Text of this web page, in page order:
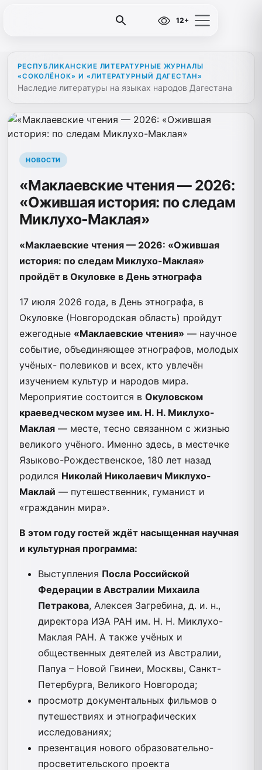
12+
РЕСПУБЛИКАНСКИЕ ЛИТЕРАТУРНЫЕ ЖУРНАЛЫ
«СОКОЛЁНОК» И «ЛИТЕРАТУРНЫЙ ДАГЕСТАН»
Наследие литературы на языках народов Дагестана
НОВОСТИ
«Маклаевские чтения — 2026:
«Ожившая история: по следам
Миклухо-Маклая»
«Маклаевские чтения — 2026: «Ожившая
история: по следам Миклухо-Маклая»
пройдёт в Окуловке в День этнографа
17 июля 2026 года, в День этнографа, в
Окуловке (Новгородская область) пройдут
ежегодные «Маклаевские чтения» — научное
событие, объединяющее этнографов, молодых
учёных- полевиков и всех, кто увлечён
изучением культур и народов мира.
Мероприятие состоится в Окуловском
краеведческом музее им. Н. Н. Миклухо-
Маклая — месте, тесно связанном с жизнью
великого учёного. Именно здесь, в местечке
Языково-Рождественское, 180 лет назад
родился Николай Николаевич Миклухо-
Маклай — путешественник, гуманист и
«гражданин мира».
В этом году гостей ждёт насыщенная научная
и культурная программа:
Выступления Посла Российской
Федерации в Австралии Михаила
Петракова, Алексея Загребина, д. и. н.,
директора ИЭА РАН им. Н. Н. Миклухо-
Маклая РАН. А также учёных и
общественных деятелей из Австралии,
Папуа – Новой Гвинеи, Москвы, Санкт-
Петербурга, Великого Новгорода;
просмотр документальных фильмов о
путешествиях и этнографических
исследованиях;
презентация нового образовательно-
просветительского проекта